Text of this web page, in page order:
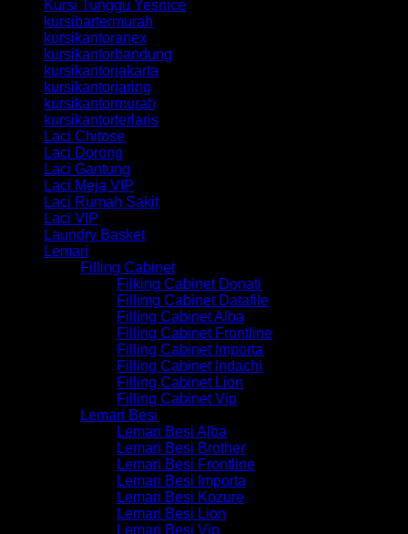
Kursi Tunggu Yesnice
kursibartermurah
kursikantoranex
kursikantorbandung
kursikantorjakarta
kursikantorjaring
kursikantormurah
kursikantorterlaris
Laci Chitose
Laci Dorong
Laci Gantung
Laci Meja VIP
Laci Rumah Sakit
Laci VIP
Laundry Basket
Lemari
Filling Cabinet
Filking Cabinet Donati
Fillimg Cabinet Datafile
Filling Cabinet Alba
Filling Cabinet Frontline
Filling Cabinet Importa
Filling Cabinet Indachi
Filling Cabinet Lion
Filling Cabinet Vip
Lemari Besi
Lemari Besi Alba
Lemari Besi Brother
Lemari Besi Frontline
Lemari Besi Importa
Lemari Besi Kozure
Lemari Besi Lion
Lemari Besi Vip